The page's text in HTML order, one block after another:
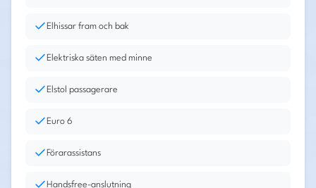
Elhissar fram och bak
Elektriska säten med minne
Elstol passagerare
Euro 6
Förarassistans
Handsfree-anslutning